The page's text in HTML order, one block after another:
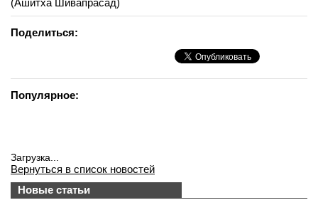
(Ашитха Шивапрасад)
Поделиться:
Популярное:
Загрузка...
Вернуться в список новостей
Новые статьи